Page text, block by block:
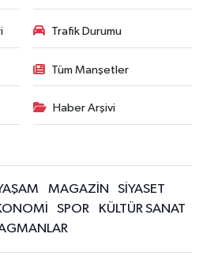
Trafik Durumu
Tüm Manşetler
Haber Arşivi
MAGAZİN
SİYASET
SPOR
KÜLTÜR SANAT